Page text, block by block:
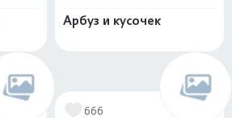
Арбуз и кусочек
666